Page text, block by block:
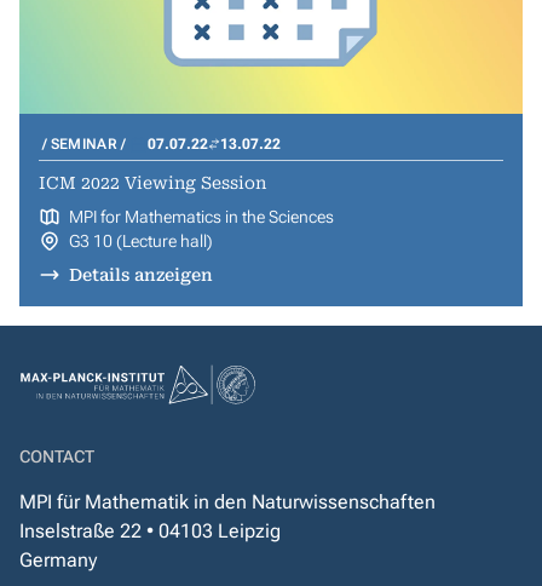
SEMINAR 07.07.22 13.07.22
ICM 2022 Viewing Session
MPI for Mathematics in the Sciences
G3 10 (Lecture hall)
Details anzeigen
CONTACT
MPI für Mathematik in den Naturwissenschaften
Inselstraße 22 • 04103 Leipzig
Germany